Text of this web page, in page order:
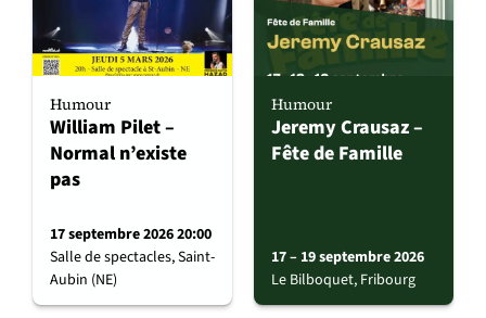
Humour
William Pilet –
Normal n’existe
pas
17 septembre 2026 20:00
Salle de spectacles, Saint-
Aubin (NE)
Humour
Jeremy Crausaz –
Fête de Famille
17 – 19 septembre 2026
Le Bilboquet, Fribourg